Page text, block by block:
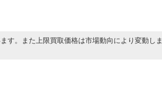
す。また上限買取価格は市場動向により変動しま